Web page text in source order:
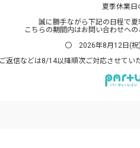
夏季休業日
誠に勝手ながら下記の日程で夏
こちらの期間内はお問い合わせへ
〇 2026年8月12日(祝
返信などは8/14以降順次ご対応させてい